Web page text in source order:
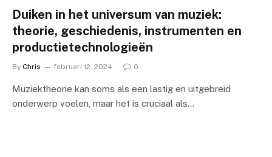
Duiken in het universum van muziek:
theorie, geschiedenis, instrumenten en
productietechnologieën
By Chris februari 12, 2024 0
Muziektheorie kan soms als een lastig en uitgebreid
onderwerp voelen, maar het is cruciaal als…